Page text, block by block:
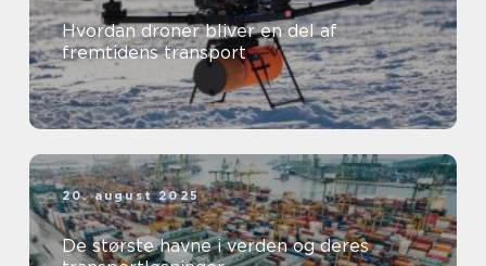
Hvordan droner bliver en del af
fremtidens transport
20. august 2025
De største havne i verden og deres